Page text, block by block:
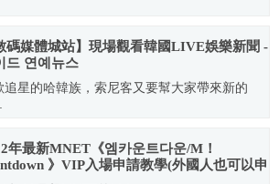
碼媒體城站】現場觀看韓國LIVE娛樂新聞 -
드 연예뉴스
追星的哈韓族，索尼客又要幫大家帶來新的
年最新MNET《엠카운트다운/M！
》VIP入場申請教學(外國人也可以申
！)